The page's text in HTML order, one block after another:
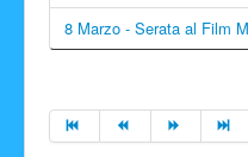
8 Marzo - Serata al Film